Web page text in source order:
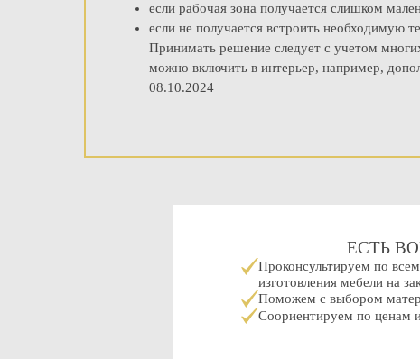
если рабочая зона получается слишком
если не получается встроить необходимую
Принимать решение следует с учетом
можно включить в интерьер, например,
08.10.2024
ЕСТЬ
Проконсультируем по
изготовления мебели на
Поможем с выбором
Соориентируем по ценам